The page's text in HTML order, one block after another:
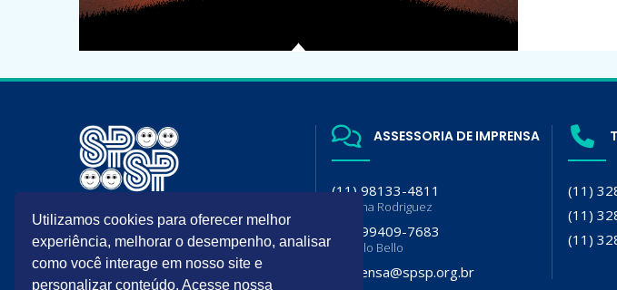
A SPSP é filiada da Sociedade
Brasileira de Pediatria (SBP) e
Departamento de Pediatria da
Associação Paulista de Medicina
(APM)
ASSESSORIA DE IMPRENSA
(11) 98133-4811
Luciana Rodriguez
(11) 99409-7683
Flavia lo Bello
imprensa@spsp.org.br
(11)
(11)
(11)
Utilizamos cookies para oferecer melhor
experiência, melhorar o desempenho, analisar
como você interage em nosso site e
personalizar conteúdo. Acesse nossa